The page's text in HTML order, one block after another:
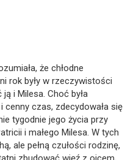
że chłodne
rok były w rzeczywistości
i Milesa. Choć była
cenny czas, zdecydowała się
tygodnie jego życia przy
i małego Milesa. W tych
ale pełną czułości rodzinę,